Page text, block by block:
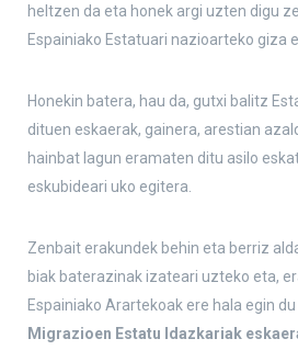
heltzen da eta honek argi uzten digu
Espainiako Estatuari nazioarteko giza
Honekin batera, hau da, gutxi balitz
dituen eskaerak, gainera, arestian
hainbat lagun eramaten ditu asilo
eskubideari uko egitera.
Zenbait erakundek behin eta berriz
biak baterazinak izateari uzteko eta,
Espainiako Arartekoak ere hala egin
Migrazioen Estatu Idazkariak